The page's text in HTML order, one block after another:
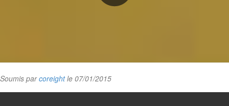
Soumis parcoreightle 07/01/2015